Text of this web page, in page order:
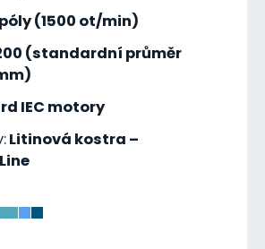
(1500 ot/min)
(standardní průměr
IEC motory
Litinová kostra –